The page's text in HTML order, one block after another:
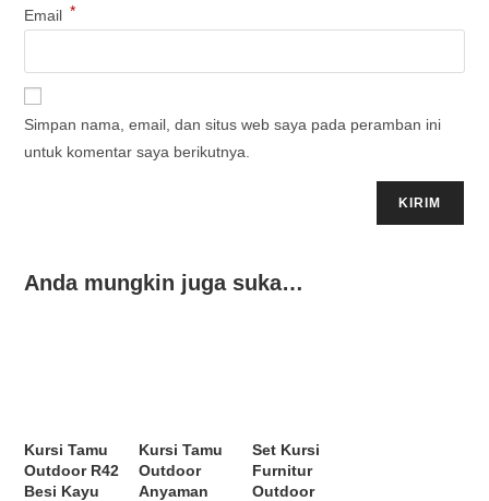
Email *
Simpan nama, email, dan situs web saya pada peramban ini
untuk komentar saya berikutnya.
Anda mungkin juga suka…
Kursi Tamu
Outdoor R42
Besi Kayu
Kursi Tamu
Outdoor
Anyaman
Set Kursi
Furnitur
Outdoor